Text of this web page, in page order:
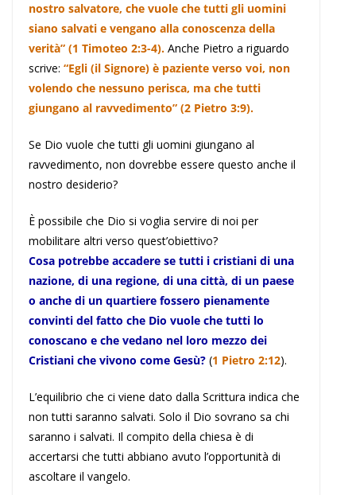
nostro salvatore, che vuole che tutti gli uomini
siano salvati e vengano alla conoscenza della
verità” (1 Timoteo 2:3-4). Anche Pietro a riguardo
scrive: “Egli (il Signore) è paziente verso voi, non
volendo che nessuno perisca, ma che tutti
giungano al ravvedimento” (2 Pietro 3:9).
Se Dio vuole che tutti gli uomini giungano al
ravvedimento, non dovrebbe essere questo anche il
nostro desiderio?
È possibile che Dio si voglia servire di noi per
mobilitare altri verso quest’obiettivo?
Cosa potrebbe accadere se tutti i cristiani di una
nazione, di una regione, di una città, di un paese
o anche di un quartiere fossero pienamente
convinti del fatto che Dio vuole che tutti lo
conoscano e che vedano nel loro mezzo dei
Cristiani che vivono come Gesù? (1 Pietro 2:12).
L’equilibrio che ci viene dato dalla Scrittura indica che
non tutti saranno salvati. Solo il Dio sovrano sa chi
saranno i salvati. Il compito della chiesa è di
accertarsi che tutti abbiano avuto l’opportunità di
ascoltare il vangelo.